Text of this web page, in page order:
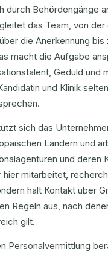
durch Behördengänge
das Team, von
die Anerkennung
macht die Aufgabe
Geduld und
und Klinik
sich das
Ländern und
und deren
hier mitarbeitet,
hält Kontakt über
Regeln aus, nach
gilt.
Personalvermittlung